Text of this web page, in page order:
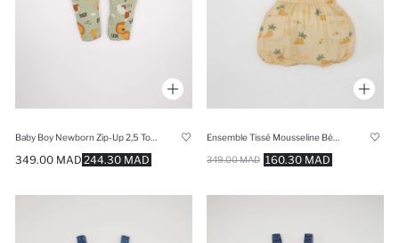
244.30 MAD
349.00 MAD 160.30 MAD
349.00 MAD